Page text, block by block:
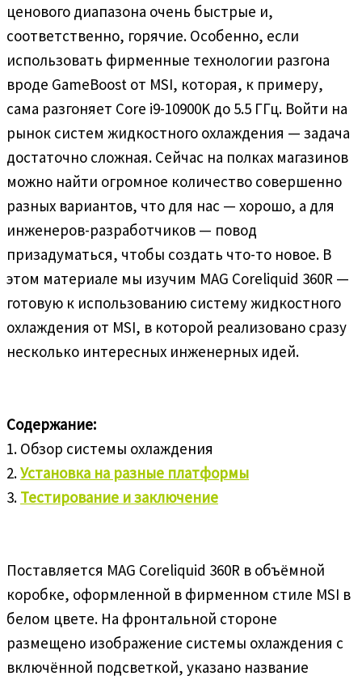
ценового диапазона очень быстрые и,
соответственно, горячие. Особенно, если
использовать фирменные технологии разгона
вроде GameBoost от MSI, которая, к примеру,
сама разгоняет Core i9-10900K до 5.5 ГГц. Войти на
рынок систем жидкостного охлаждения — задача
достаточно сложная. Сейчас на полках магазинов
можно найти огромное количество совершенно
разных вариантов, что для нас — хорошо, а для
инженеров-разработчиков — повод
призадуматься, чтобы создать что-то новое. В
этом материале мы изучим MAG Coreliquid 360R —
готовую к использованию систему жидкостного
охлаждения от MSI, в которой реализовано сразу
несколько интересных инженерных идей.
Содержание:
1. Обзор системы охлаждения
2.Установка на разные платформы
3. Тестирование и заключение
Поставляется MAG Coreliquid 360R в объёмной
коробке, оформленной в фирменном стиле MSI в
белом цвете. На фронтальной стороне
размещено изображение системы охлаждения с
включённой подсветкой, указано название